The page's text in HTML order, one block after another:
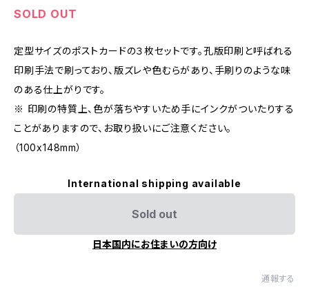
SOLD OUT
定型サイズのポストカードの３枚セットです。孔版印刷と呼ばれる
印刷手法で刷っており、版ズレや色むらがあり、手刷りのような味
のある仕上がりです。
※ 印刷の特質上、色が落ちやすいため手にインクがついたりする
ことがありますので、お取り扱いにご注意ください。
（100x148mm）
International shipping available
Sold out
日本国内にお住まいの方向け
通報する